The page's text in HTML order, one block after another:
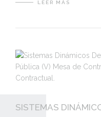
LEER MÁS
SISTEMAS